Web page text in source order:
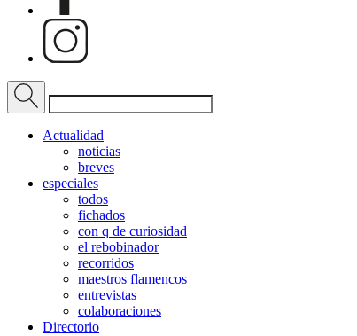
Actualidad
noticias
breves
especiales
todos
fichados
con q de curiosidad
el rebobinador
recorridos
maestros flamencos
entrevistas
colaboraciones
Directorio